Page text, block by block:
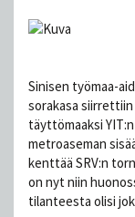
Sinisen työmaa-
sorakasa
täyttömaaksi
metroaseman
kenttää SRV:n
on nyt niin
tilanteesta olisi